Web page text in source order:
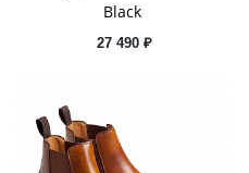
Black
27 490 ₽